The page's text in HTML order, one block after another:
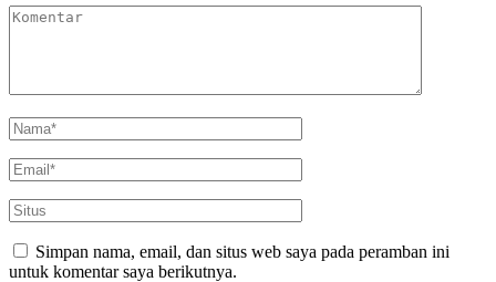
Simpan nama, email, dan situs web saya pada peramban ini
untuk komentar saya berikutnya.